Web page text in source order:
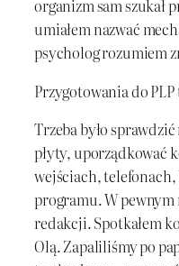
organizm sam szukał
umiałem nazwać
psycholog rozumiem
Przygotowania do
Trzeba było
płyty, uporządkować
wejściach,
programu. W pewnym
redakcji. Spotkałem
Olą. Zapaliliśmy po